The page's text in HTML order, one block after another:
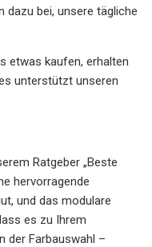
dazu bei, unsere tägliche
etwas kaufen, erhalten
unterstützt unseren
Ratgeber „Beste
hervorragende
und das modulare
es zu Ihrem
der Farbauswahl –